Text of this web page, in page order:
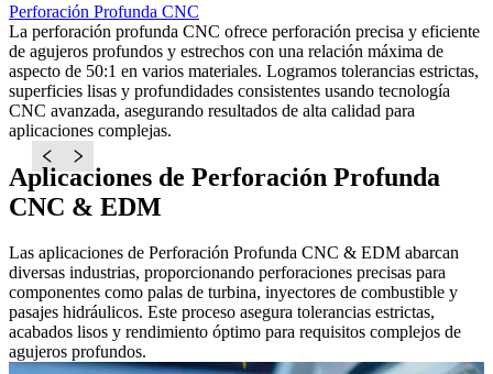
Perforación Profunda CNC
La perforación profunda CNC ofrece perforación precisa y eficiente
de agujeros profundos y estrechos con una relación máxima de
aspecto de 50:1 en varios materiales. Logramos tolerancias estrictas,
superficies lisas y profundidades consistentes usando tecnología
CNC avanzada, asegurando resultados de alta calidad para
aplicaciones complejas.
Aplicaciones de Perforación Profunda
CNC & EDM
Las aplicaciones de Perforación Profunda CNC & EDM abarcan
diversas industrias, proporcionando perforaciones precisas para
componentes como palas de turbina, inyectores de combustible y
pasajes hidráulicos. Este proceso asegura tolerancias estrictas,
acabados lisos y rendimiento óptimo para requisitos complejos de
agujeros profundos.